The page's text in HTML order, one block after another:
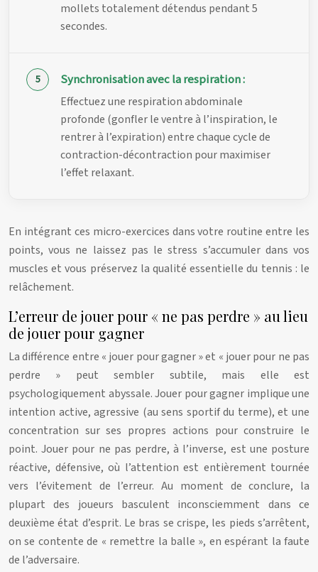
mollets totalement détendus pendant 5
secondes.
Synchronisation avec la respiration :
Effectuez une respiration abdominale
profonde (gonfler le ventre à l’inspiration, le
rentrer à l’expiration) entre chaque cycle de
contraction-décontraction pour maximiser
l’effet relaxant.
En intégrant ces micro-exercices dans votre routine entre les
points, vous ne laissez pas le stress s’accumuler dans vos
muscles et vous préservez la qualité essentielle du tennis : le
relâchement.
L’erreur de jouer pour « ne pas perdre » au lieu
de jouer pour gagner
La différence entre « jouer pour gagner » et « jouer pour ne pas
perdre » peut sembler subtile, mais elle est
psychologiquement abyssale. Jouer pour gagner implique une
intention active, agressive (au sens sportif du terme), et une
concentration sur ses propres actions pour construire le
point. Jouer pour ne pas perdre, à l’inverse, est une posture
réactive, défensive, où l’attention est entièrement tournée
vers l’évitement de l’erreur. Au moment de conclure, la
plupart des joueurs basculent inconsciemment dans ce
deuxième état d’esprit. Le bras se crispe, les pieds s’arrêtent,
on se contente de « remettre la balle », en espérant la faute
de l’adversaire.